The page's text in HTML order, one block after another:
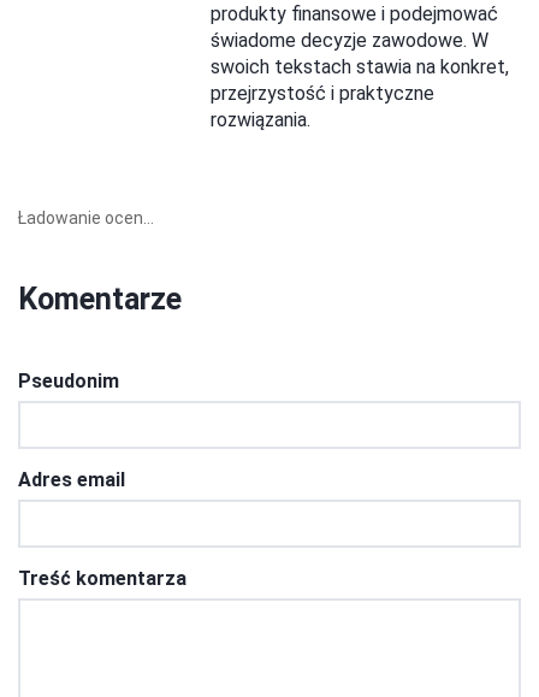
produkty finansowe i podejmować
świadome decyzje zawodowe. W
swoich tekstach stawia na konkret,
przejrzystość i praktyczne
rozwiązania.
Ładowanie ocen...
Komentarze
Pseudonim
Adres email
Treść komentarza